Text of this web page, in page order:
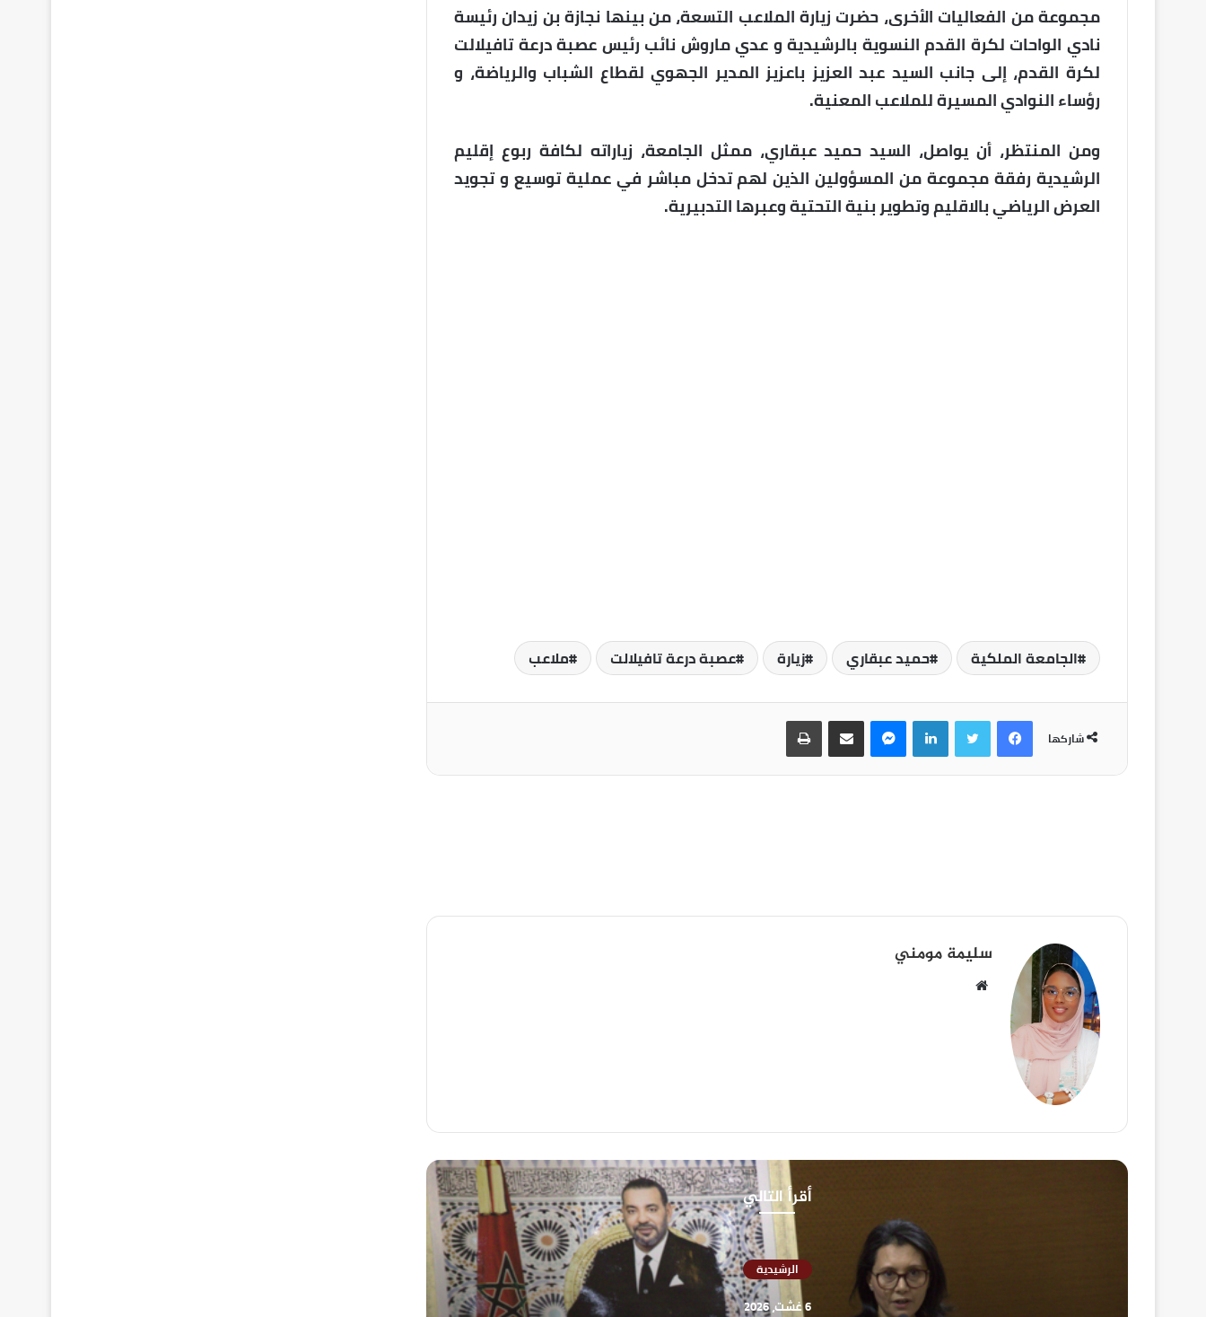
مجموعة من الفعاليات الأخرى، حضرت زيارة الملاعب التسعة، من بينها نجازة بن زيدان رئيسة
نادي الواحات لكرة القدم النسوية بالرشيدية و عدي ماروش نائب رئيس عصبة درعة تافيلالت
لكرة القدم، إلى جانب السيد عبد العزيز باعزيز المدير الجهوي لقطاع الشباب والرياضة، و
رؤساء النوادي المسيرة للملاعب المعنية.
ومن المنتظر، أن يواصل، السيد حميد عبقاري، ممثل الجامعة، زياراته لكافة ربوع إقليم
الرشيدية رفقة مجموعة من المسؤولين الذين لهم تدخل مباشر في عملية توسيع و تجويد
العرض الرياضي بالاقليم وتطوير بنية التحتية وعبرها التدبيرية.
الجامعة الملكية حميد عبقاري زيارة عصبة درعة تافيلالت ملاعب
شاركها
سليمة مومني
أقرأ التالي
الرشيدية
6 غشت، 2026